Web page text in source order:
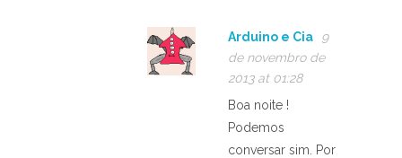
Arduino e Cia
9
de novembro de
2013 at 01:28
Boa noite !
Podemos
conversar sim. Por